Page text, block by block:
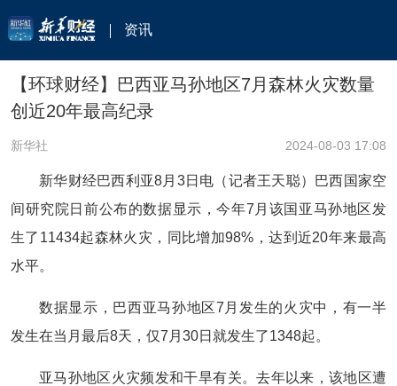
资讯
【环球财经】巴西亚马孙地区7月森林火灾数量
创近20年最高纪录
新华社 2024-08-03 17:08
新华财经巴西利亚8月3日电（记者王天聪）巴西国家空
间研究院日前公布的数据显示，今年7月该国亚马孙地区发
生了11434起森林火灾，同比增加98%，达到近20年来最高
水平。
数据显示，巴西亚马孙地区7月发生的火灾中，有一半
发生在当月最后8天，仅7月30日就发生了1348起。
亚马孙地区火灾频发和干旱有关。去年以来，该地区遭